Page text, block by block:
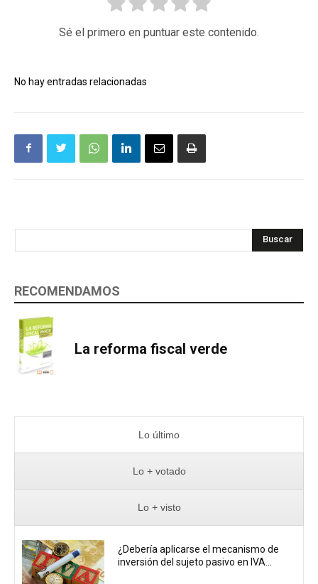
Sé el primero en puntuar este contenido.
No hay entradas relacionadas
Buscar
RECOMENDAMOS
La reforma fiscal verde
Lo último
Lo + votado
Lo + visto
¿Debería aplicarse el mecanismo de
inversión del sujeto pasivo en IVA...